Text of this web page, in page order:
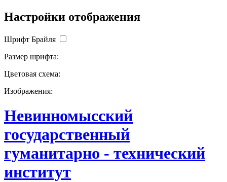
Настройки отображения
Шрифт Брайля
Размер шрифта:
Цветовая схема:
Изображения:
Невинномысский
государственный
гуманитарно - технический
институт